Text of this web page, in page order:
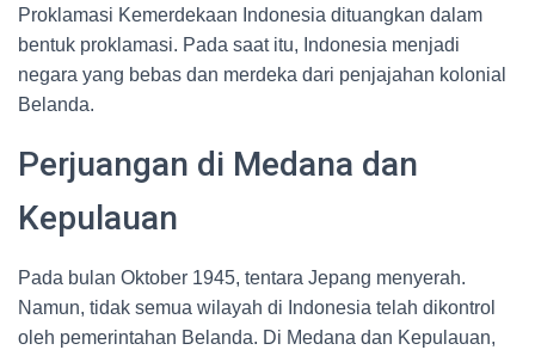
Proklamasi Kemerdekaan Indonesia dituangkan dalam
bentuk proklamasi. Pada saat itu, Indonesia menjadi
negara yang bebas dan merdeka dari penjajahan kolonial
Belanda.
Perjuangan di Medana dan
Kepulauan
Pada bulan Oktober 1945, tentara Jepang menyerah.
Namun, tidak semua wilayah di Indonesia telah dikontrol
oleh pemerintahan Belanda. Di Medana dan Kepulauan,